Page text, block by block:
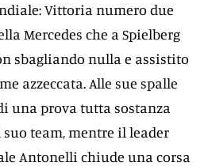
Vittoria numero due
Mercedes che a Spielberg
sbagliando nulla e assistito
azzeccata. Alle sue spalle
una prova tutta sostanza
team, mentre il leader
Antonelli chiude una corsa